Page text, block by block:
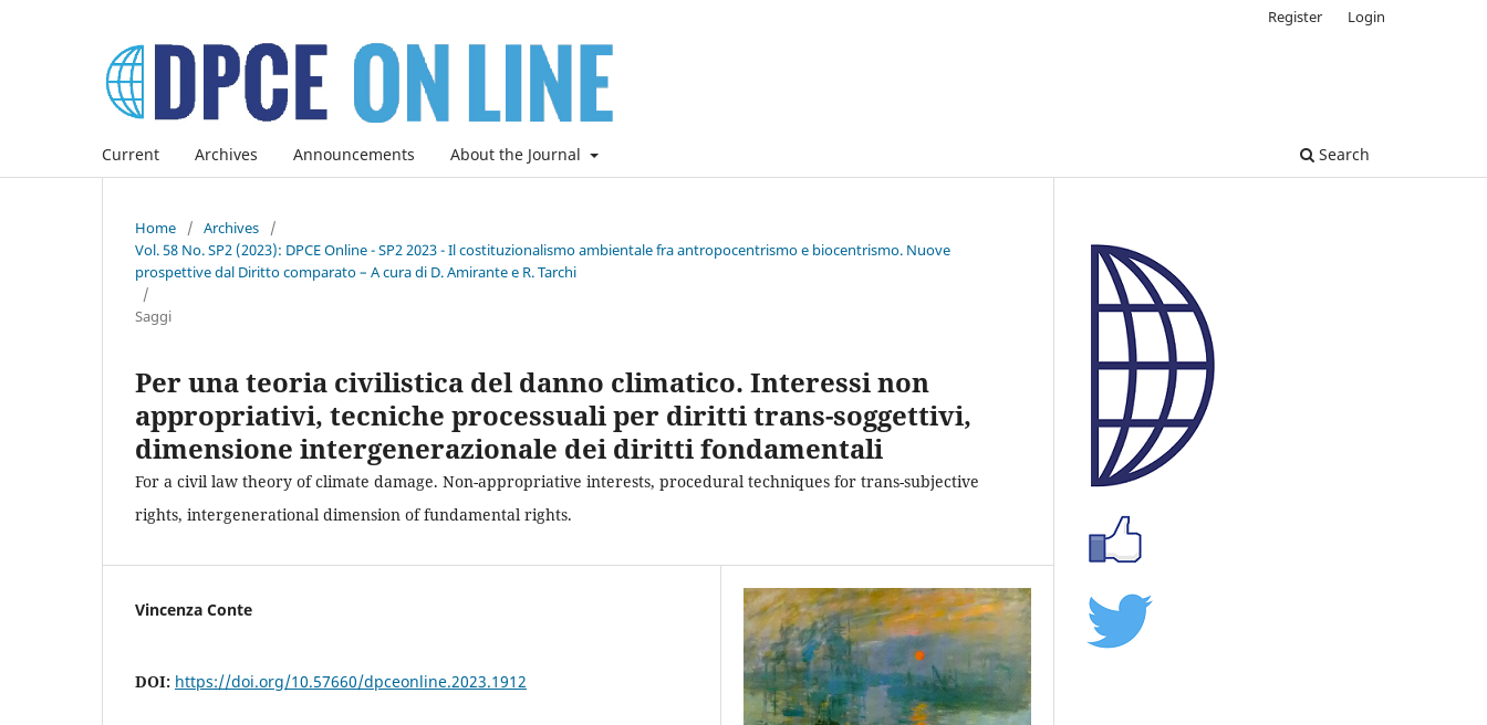
Current Archives Announcements About the Journal Search
Register Login
Home / Archives
/
Vol. 58 No. SP2 (2023): DPCE Online - SP2 2023 - Il costituzionalismo ambientale fra antropocentrismo e biocentrismo. Nuove
prospettive dal Diritto comparato – A cura di D. Amirante e R. Tarchi
/
Saggi
Per una teoria civilistica del danno climatico. Interessi non
appropriativi, tecniche processuali per diritti trans-soggettivi,
dimensione intergenerazionale dei diritti fondamentali
For a civil law theory of climate damage. Non-appropriative interests, procedural techniques for trans-subjective
rights, intergenerational dimension of fundamental rights.
Vincenza Conte
DOI: https://doi.org/10.57660/dpceonline.2023.1912